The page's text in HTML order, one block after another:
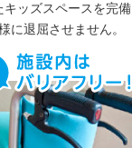
ッズスペースを完
に退屈させません。